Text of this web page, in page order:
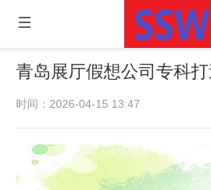
青岛展厅假想公司专科
时间：2026-04-15 13:47